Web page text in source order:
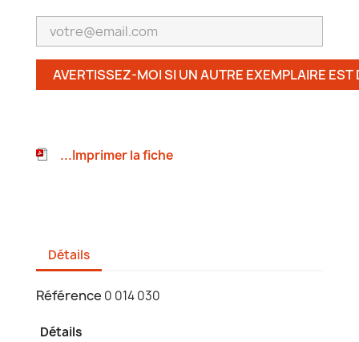
AVERTISSEZ-MOI SI UN AUTRE EXEMPLAIRE EST
...Imprimer la fiche
Détails
Référence 0 014 030
Détails